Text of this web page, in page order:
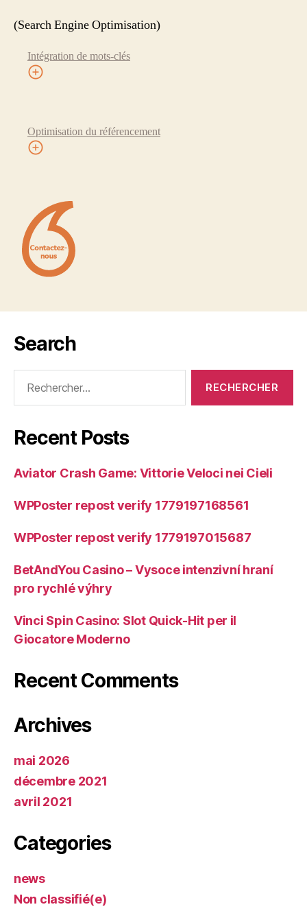
(Search Engine Optimisation)
Intégration de mots-clés
Optimisation du référencement
Search
Recent Posts
Aviator Crash Game: Vittorie Veloci nei Cieli
WPPoster repost verify 1779197168561
WPPoster repost verify 1779197015687
BetAndYou Casino – Vysoce intenzivní hraní
pro rychlé výhry
Vinci Spin Casino: Slot Quick‑Hit per il
Giocatore Moderno
Recent Comments
Archives
mai 2026
décembre 2021
avril 2021
Categories
news
Non classifié(e)